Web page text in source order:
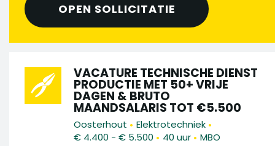
OPEN SOLLICITATIE
VACATURE TECHNISCHE DIENST
PRODUCTIE MET 50+ VRIJE
DAGEN & BRUTO
MAANDSALARIS TOT €5.500
Oosterhout • Elektrotechniek •
€ 4.400 - € 5.500 • 40 uur • MBO